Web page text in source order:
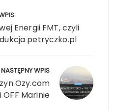
Energii FMT, czyli
petryczko.pl
NASTĘPNY WPIS
Ozy.com
Marinie